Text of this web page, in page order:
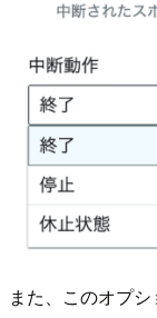
また、このオプ